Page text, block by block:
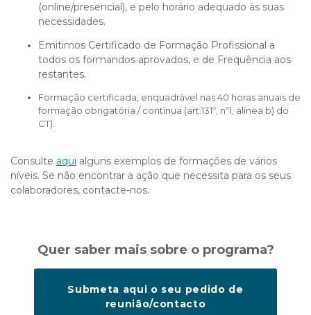
(online/presencial), e pelo horário adequado às suas
necessidades.
Emitimos Certificado de Formação Profissional a
todos os formandos aprovados, e de Frequência aos
restantes.
Formação certificada, enquadrável nas 40 horas anuais de
formação obrigatória / contínua (art.131º, nº1, alínea b) do
CT).
Consulte aqui alguns exemplos de formações de vários
níveis. Se não encontrar a ação que necessita para os seus
colaboradores, contacte-nos.
Quer saber mais sobre o programa?
Submeta aqui o seu pedido de
reunião/contacto